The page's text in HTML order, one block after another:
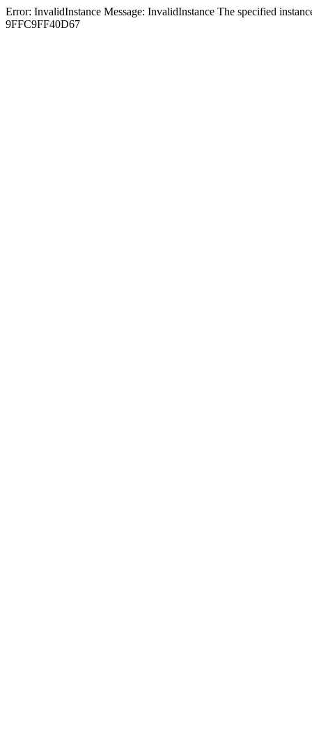
Error: InvalidInstance Message: InvalidInstance The specified
9FFC9FF40D67